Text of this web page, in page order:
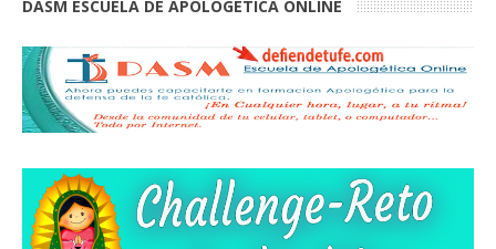
DASM ESCUELA DE APOLOGETICA ONLINE